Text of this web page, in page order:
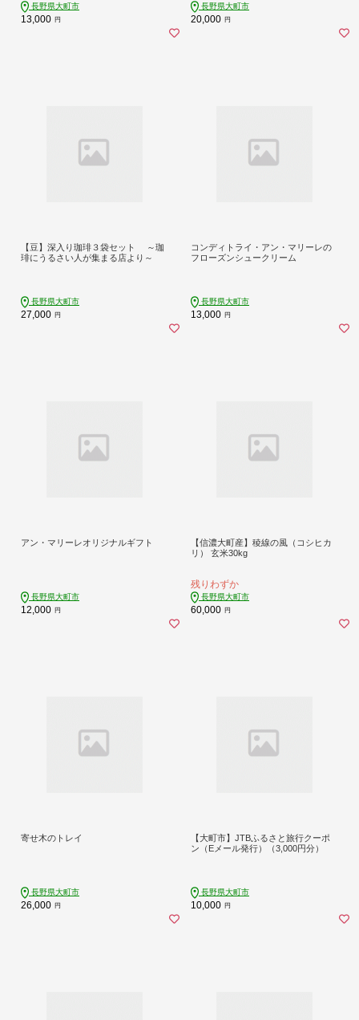
長野県大町市
13,000 円
長野県大町市
20,000 円
【豆】深入り珈琲３袋セット ～珈
琲にうるさい人が集まる店より～
長野県大町市
27,000 円
コンディトライ・アン・マリーレの
フローズンシュークリーム
長野県大町市
13,000 円
アン・マリーレオリジナルギフト
長野県大町市
12,000 円
【信濃大町産】稜線の風（コシヒカ
リ） 玄米30kg
残りわずか
長野県大町市
60,000 円
寄せ木のトレイ
長野県大町市
26,000 円
【大町市】JTBふるさと旅行クーポ
ン（Eメール発行）（3,000円分）
長野県大町市
10,000 円